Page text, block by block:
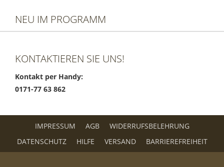
NEU IM PROGRAMM
KONTAKTIEREN SIE UNS!
Kontakt per Handy:
0171-77 63 862
IMPRESSUM AGB
WIDERRUFSBELEHRUNG
DATENSCHUTZ
HILFE VERSAND BARRIEREFREIHEIT